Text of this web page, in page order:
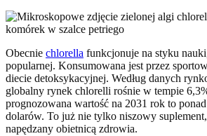
Obecnie chlorella funkcjonuje na styku
popularnej. Konsumowana jest przez
diecie detoksykacyjnej. Według danych
globalny rynek chlorelli rośnie w tempie
prognozowana wartość na 2031 rok to
dolarów. To już nie tylko niszowy
napędzany obietnicą zdrowia.